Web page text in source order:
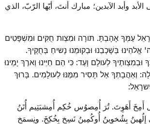
الأبد وأبد الآبدين؛ مبارك أنتَ، أيّها الرّبّ، الذي
עַמְּךָ אָהָבְתָּ. תּורָה וּמִצְות חֻקִּים וּמִשְׁפָּטִים
אֱלהֵינוּ בְּשָׁכְבֵנוּ וּבְקוּמֵנוּ נָשיחַ בְּחֻקֶּיךָ.
לְעולָם וָעֶד: כִּי הֵם חַיֵּינוּ וְארֶךְ יָמֵינוּ
וְאַהֲבָתְךָ אַל תָּסִיר מִמֶּנּוּ לְעולָמִים. בָּרוּךְ
أَمِخَ أَهَوِتَ. تُرَ أُمِصوُس خُكِم أُمِشبَتِيم أُتَنُ
إِلُهِينُ بِشُخوِينُ أُوكُمِينُ نَسِخ بِخُكِخَ. ونِسمَخ